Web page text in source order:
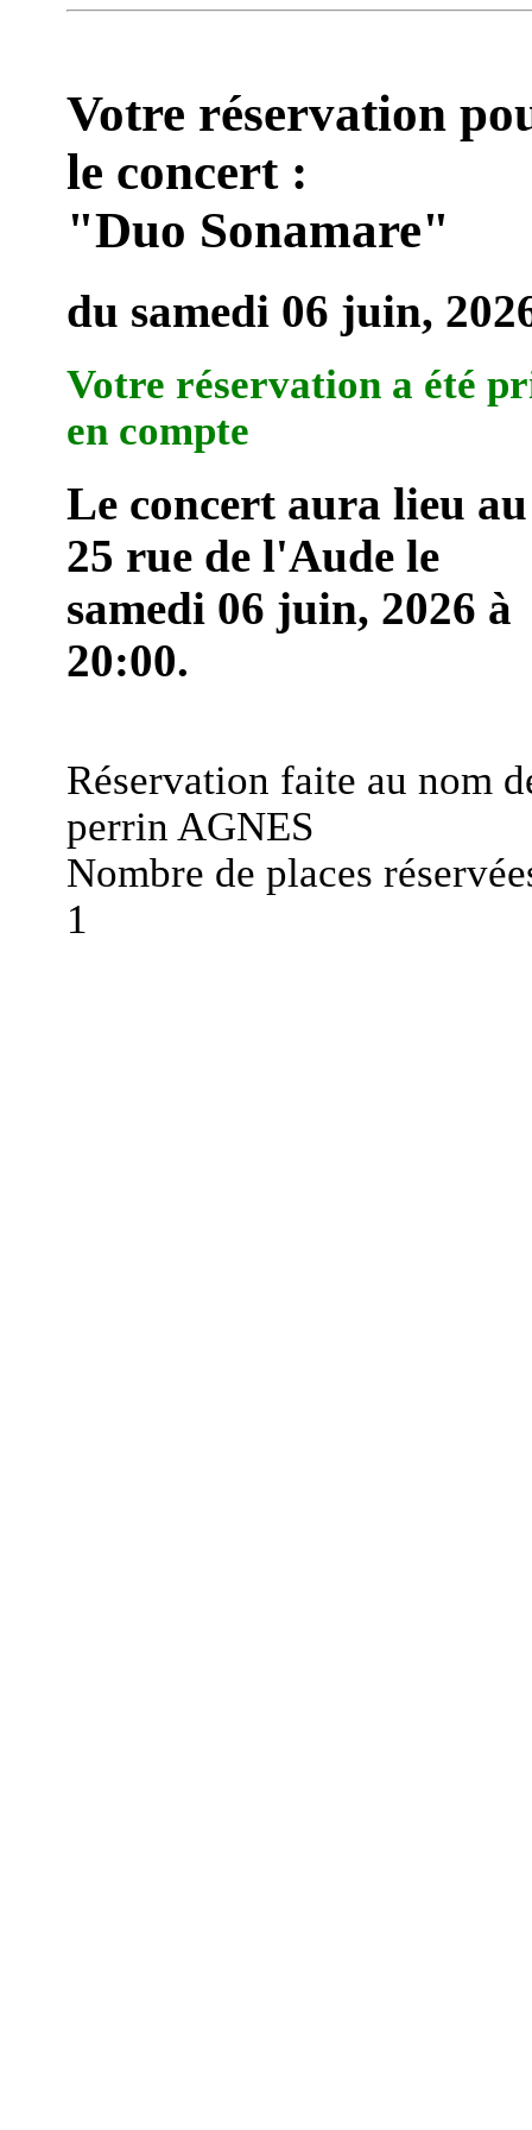
Votre réservation
le concert :
"Duo Sonamare"
du samedi 06 juin,
Votre réservation a été
en compte
Le concert aura lieu au
25 rue de l'Aude le
samedi 06 juin, 2026 à
20:00.
Réservation faite au nom
perrin AGNES
Nombre de places
1